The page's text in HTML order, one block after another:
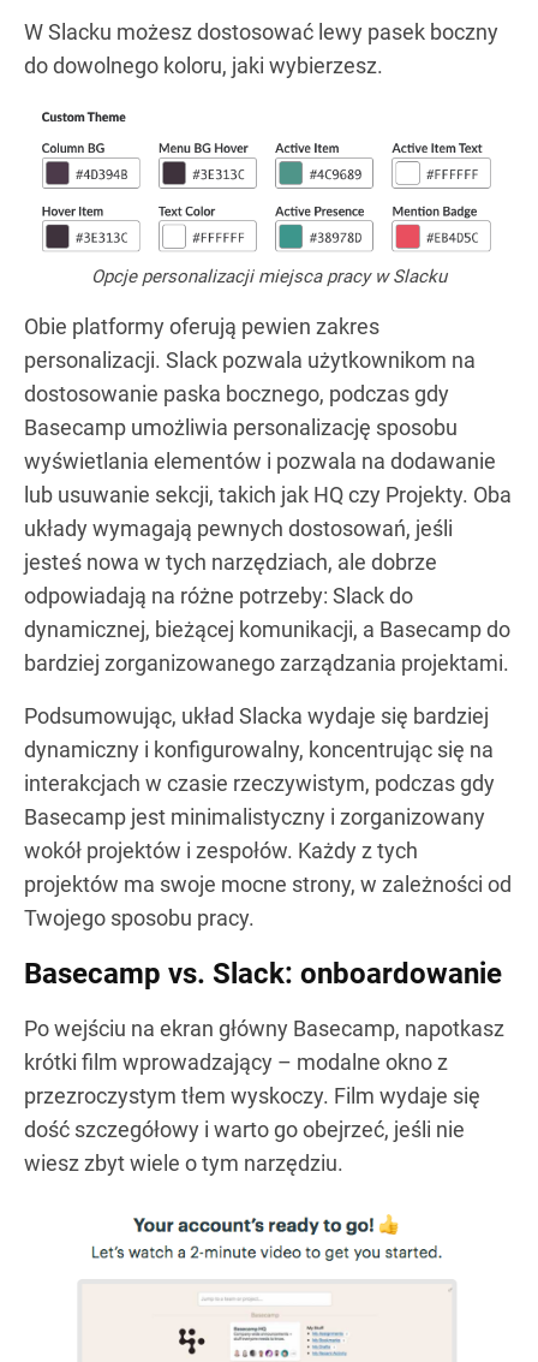
W Slacku możesz dostosować lewy pasek boczny
do dowolnego koloru, jaki wybierzesz.
Opcje personalizacji miejsca pracy w Slacku
Obie platformy oferują pewien zakres
personalizacji. Slack pozwala użytkownikom na
dostosowanie paska bocznego, podczas gdy
Basecamp umożliwia personalizację sposobu
wyświetlania elementów i pozwala na dodawanie
lub usuwanie sekcji, takich jak HQ czy Projekty. Oba
układy wymagają pewnych dostosowań, jeśli
jesteś nowa w tych narzędziach, ale dobrze
odpowiadają na różne potrzeby: Slack do
dynamicznej, bieżącej komunikacji, a Basecamp do
bardziej zorganizowanego zarządzania projektami.
Podsumowując, układ Slacka wydaje się bardziej
dynamiczny i konfigurowalny, koncentrując się na
interakcjach w czasie rzeczywistym, podczas gdy
Basecamp jest minimalistyczny i zorganizowany
wokół projektów i zespołów. Każdy z tych
projektów ma swoje mocne strony, w zależności od
Twojego sposobu pracy.
Basecamp vs. Slack: onboardowanie
Po wejściu na ekran główny Basecamp, napotkasz
krótki film wprowadzający – modalne okno z
przezroczystym tłem wyskoczy. Film wydaje się
dość szczegółowy i warto go obejrzeć, jeśli nie
wiesz zbyt wiele o tym narzędziu.